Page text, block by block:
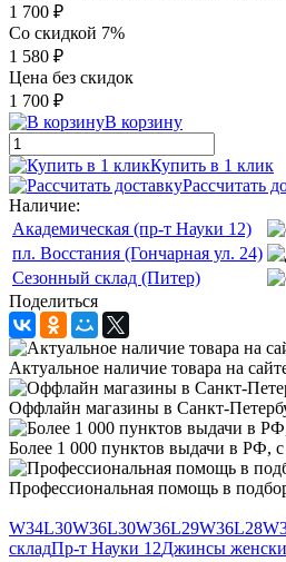
1 700 ₽
Со скидкой 7%
1 580 ₽
Цена без скидок
1 700 ₽
В корзину
Купить в 1 клик
Рассчитать
Наличие:
Академическая (пр-т Науки 12)
пл. Восстания (Гончарная ул. 24)
Сезонный склад (Питер)
Поделиться
Актуальное наличие товара на
Оффлайн магазины в Санкт-
Более 1 000 пунктов выдачи в РФ,
Профессиональная помощь в
W34L30W36L30W36L29W36L28
складПр-т Науки 12Джинсы